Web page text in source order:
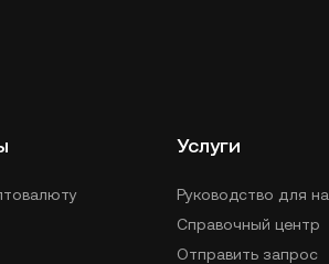
Услуги
Руководство для
Справочный центр
Отправить запрос